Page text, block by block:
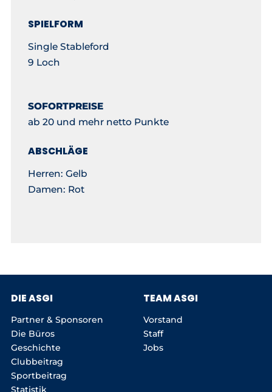
SPIELFORM
Single Stableford
9 Loch
SOFORTPREISE
ab 20 und mehr netto Punkte
ABSCHLÄGE
Herren: Gelb
Damen: Rot
DIE ASGI
Partner & Sponsoren
Die Büros
Geschichte
Clubbeitrag
Sportbeitrag
Statistik
TEAM ASGI
Vorstand
Staff
Jobs